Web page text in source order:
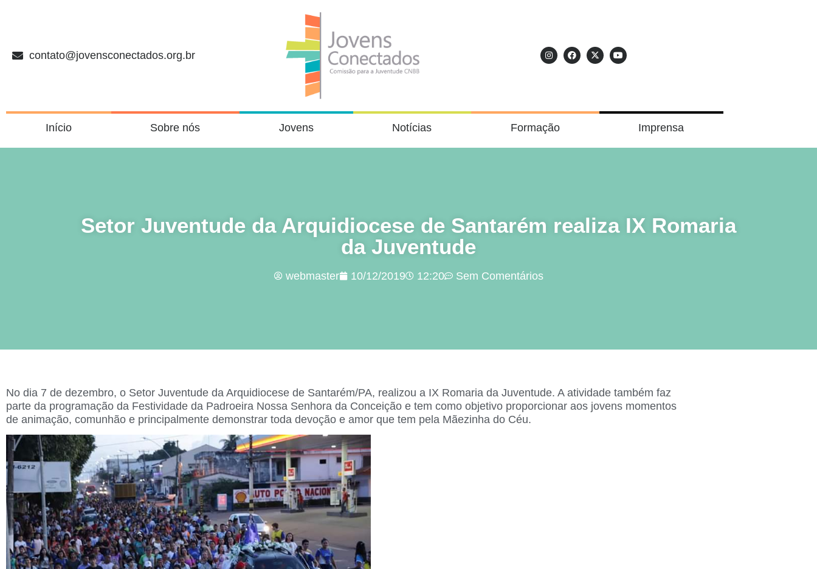
contato@jovensconectados.org.br
Início Sobre nós Jovens Notícias Formação Imprensa
Setor Juventude da Arquidiocese de Santarém realiza IX Romaria
da Juventude
webmaster 10/12/2019 12:20 Sem Comentários
No dia 7 de dezembro, o Setor Juventude da Arquidiocese de Santarém/PA, realizou a IX Romaria da Juventude. A atividade também faz
parte da programação da Festividade da Padroeira Nossa Senhora da Conceição e tem como objetivo proporcionar aos jovens momentos
de animação, comunhão e principalmente demonstrar toda devoção e amor que tem pela Mãezinha do Céu.